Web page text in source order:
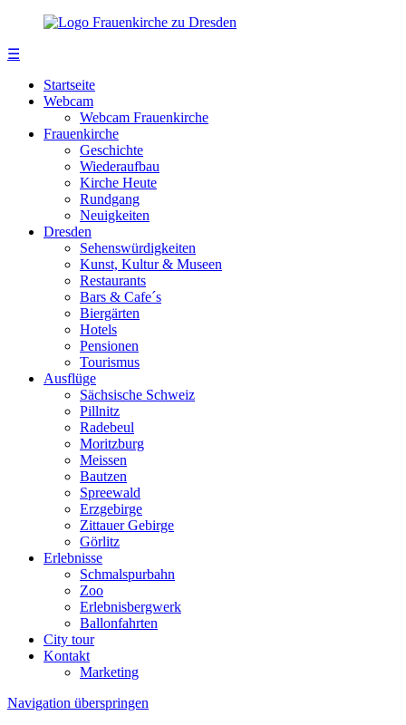
☰
Startseite
Webcam
Webcam Frauenkirche
Frauenkirche
Geschichte
Wiederaufbau
Kirche Heute
Rundgang
Neuigkeiten
Dresden
Sehenswürdigkeiten
Kunst, Kultur & Museen
Restaurants
Bars & Cafe´s
Biergärten
Hotels
Pensionen
Tourismus
Ausflüge
Sächsische Schweiz
Pillnitz
Radebeul
Moritzburg
Meissen
Bautzen
Spreewald
Erzgebirge
Zittauer Gebirge
Görlitz
Erlebnisse
Schmalspurbahn
Zoo
Erlebnisbergwerk
Ballonfahrten
City tour
Kontakt
Marketing
Navigation überspringen